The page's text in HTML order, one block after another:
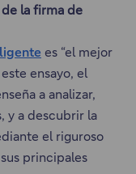
la firma de
es “el mejor
ensayo, el
a analizar,
y a descubrir la
el riguroso
principales